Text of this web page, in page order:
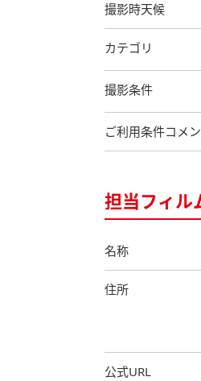
撮影時天候
カテゴリ
撮影条件
ご利用条件コメ
担当フィル
名称
住所
公式URL